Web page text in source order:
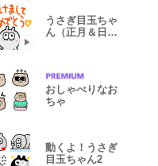
うさぎ目玉ちゃ
ん（正月＆日
おしゃべりなお
ちゃ
動くよ！うさぎ
目玉ちゃん2